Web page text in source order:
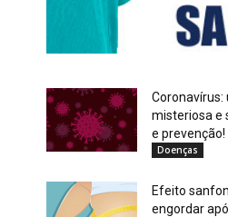
Coronavírus:
misteriosa e
e prevenção!
Doenças
Efeito
engordar